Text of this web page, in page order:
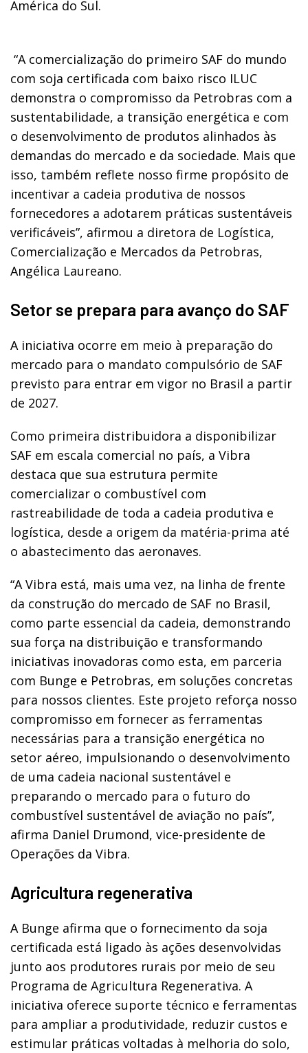
América do Sul.
“A comercialização do primeiro SAF do mundo
com soja certificada com baixo risco ILUC
demonstra o compromisso da Petrobras com a
sustentabilidade, a transição energética e com
o desenvolvimento de produtos alinhados às
demandas do mercado e da sociedade. Mais que
isso, também reflete nosso firme propósito de
incentivar a cadeia produtiva de nossos
fornecedores a adotarem práticas sustentáveis
verificáveis”, afirmou a diretora de Logística,
Comercialização e Mercados da Petrobras,
Angélica Laureano.
Setor se prepara para avanço do SAF
A iniciativa ocorre em meio à preparação do
mercado para o mandato compulsório de SAF
previsto para entrar em vigor no Brasil a partir
de 2027.
Como primeira distribuidora a disponibilizar
SAF em escala comercial no país, a Vibra
destaca que sua estrutura permite
comercializar o combustível com
rastreabilidade de toda a cadeia produtiva e
logística, desde a origem da matéria-prima até
o abastecimento das aeronaves.
“A Vibra está, mais uma vez, na linha de frente
da construção do mercado de SAF no Brasil,
como parte essencial da cadeia, demonstrando
sua força na distribuição e transformando
iniciativas inovadoras como esta, em parceria
com Bunge e Petrobras, em soluções concretas
para nossos clientes. Este projeto reforça nosso
compromisso em fornecer as ferramentas
necessárias para a transição energética no
setor aéreo, impulsionando o desenvolvimento
de uma cadeia nacional sustentável e
preparando o mercado para o futuro do
combustível sustentável de aviação no país”,
afirma Daniel Drumond, vice-presidente de
Operações da Vibra.
Agricultura regenerativa
A Bunge afirma que o fornecimento da soja
certificada está ligado às ações desenvolvidas
junto aos produtores rurais por meio de seu
Programa de Agricultura Regenerativa. A
iniciativa oferece suporte técnico e ferramentas
para ampliar a produtividade, reduzir custos e
estimular práticas voltadas à melhoria do solo,